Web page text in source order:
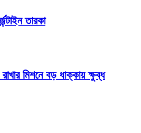
তারকা
রাখার মিশনে বড় ধাক্কায় ক্ষুব্ধ